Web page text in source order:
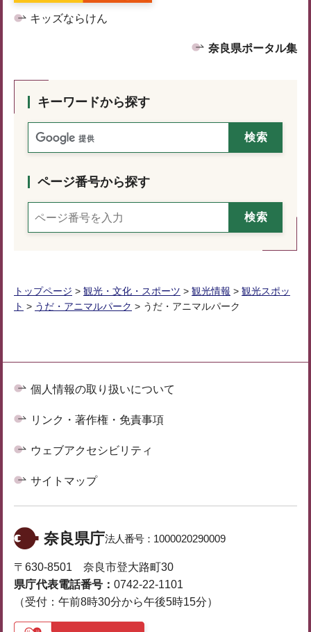
キッズならけん
奈良県ポータル集
キーワードから探す
ページ番号から探す
トップページ > 観光・文化・スポーツ > 観光情報 > 観光スポッ
ト > うだ・アニマルパーク > うだ・アニマルパーク
個人情報の取り扱いについて
リンク・著作権・免責事項
ウェブアクセシビリティ
サイトマップ
奈良県庁法人番号： 1000020290009
〒630-8501 奈良市登大路町30
県庁代表電話番号： 0742-22-1101
（受付：午前8時30分から午後5時15分）